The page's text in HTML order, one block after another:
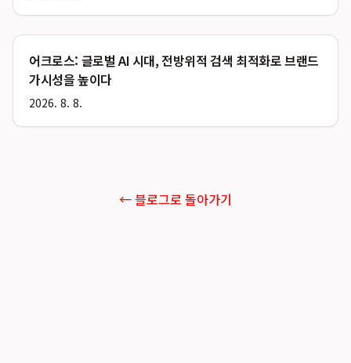
어크로스: 글로벌 AI 시대, 전방위적 검색 최적화로 브랜드
가시성을 높이다
2026. 8. 8.
← 블로그로 돌아가기